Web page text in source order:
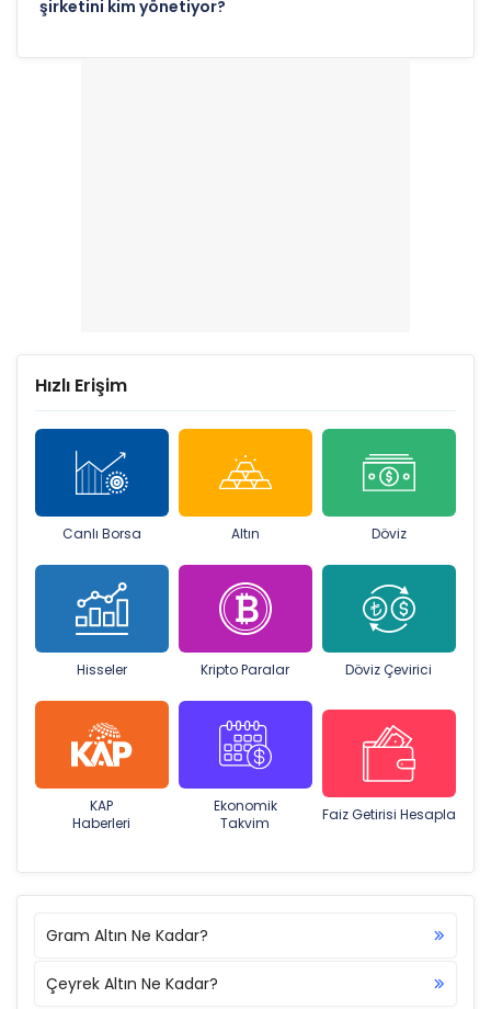
şirketini kim yönetiyor?
Hızlı Erişim
Canlı Borsa Altın Döviz
Hisseler Kripto Paralar Döviz Çevirici
KAP
Haberleri
Ekonomik
Takvim
Faiz Getirisi Hesapla
Gram Altın Ne Kadar?
Çeyrek Altın Ne Kadar?